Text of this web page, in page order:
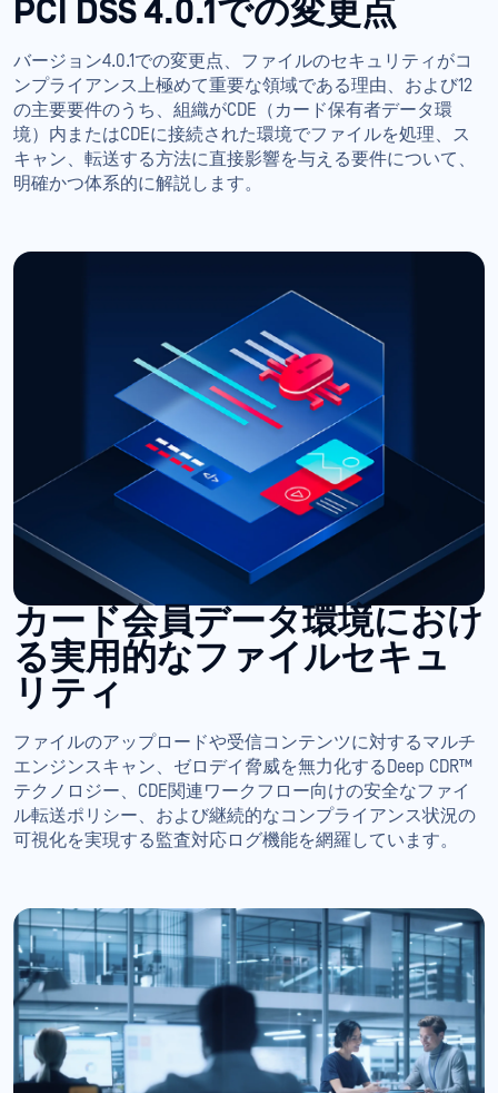
PCI DSS 4.0.1での変更点
バージョン4.0.1での変更点、ファイルのセキュリティがコ
ンプライアンス上極めて重要な領域である理由、および12
の主要要件のうち、組織がCDE（カード保有者データ環
境）内またはCDEに接続された環境でファイルを処理、ス
キャン、転送する方法に直接影響を与える要件について、
明確かつ体系的に解説します。
カード会員データ環境におけ
る実用的なファイルセキュ
リティ
ファイルのアップロードや受信コンテンツに対するマルチ
エンジンスキャン、ゼロデイ脅威を無力化するDeep CDR™
テクノロジー、CDE関連ワークフロー向けの安全なファイ
ル転送ポリシー、および継続的なコンプライアンス状況の
可視化を実現する監査対応ログ機能を網羅しています。